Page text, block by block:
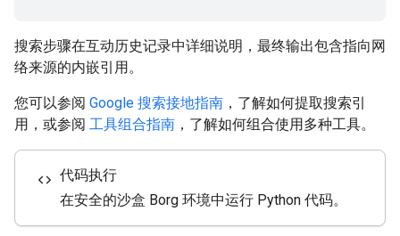
搜索步骤在互动历史记录中详细说明，最终输出包含指向网
络来源的内嵌引用。
您可以参阅 Google 搜索接地指南 ，了解如何提取搜索引
用，或参阅 工具组合指南 ，了解如何组合使用多种工具。
code 代码执行
在安全的沙盒 Borg 环境中运行 Python 代码。